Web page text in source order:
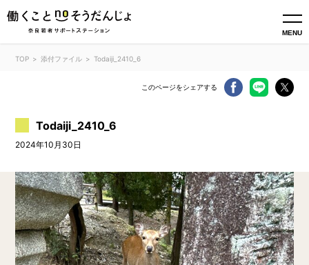
MENU
TOP 添付ファイル Todaiji_2410_6
このページをシェアする
Todaiji_2410_6
2024年10月30日